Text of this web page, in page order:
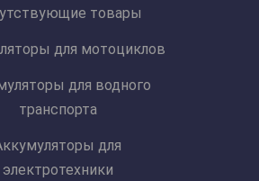
товары
для мотоциклов
для водного
транспорта
для
электротехники